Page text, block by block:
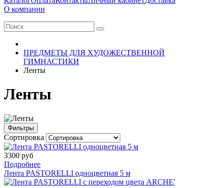
О компании
ПРЕДМЕТЫ ДЛЯ ХУДОЖЕСТВЕННОЙ
ГИМНАСТИКИ
Ленты
Ленты
Фильтры
Сортировка
3300 руб
Подробнее
Лента PASTORELLI одноцветная 5 м